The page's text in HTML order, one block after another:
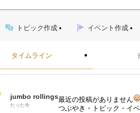
トピック作成 イベント作成
タイムライン
jumbo rollings
たった今
最近の投稿がありません
つぶやき・トピック・イ